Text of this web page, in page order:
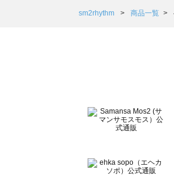
Samansa Mos2 Lagom（サ
BETTY'S BLUE（べティー
Wpc.（ワールドパーティー）
sm2rhythm 商品一覧